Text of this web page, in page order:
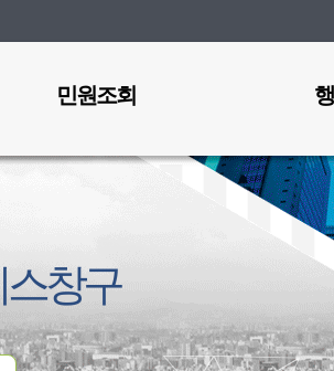
민원조회
창구